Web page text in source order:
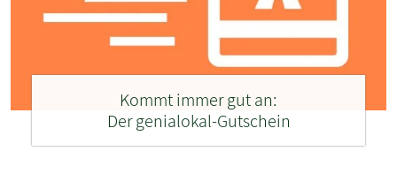
Kommt immer gut an:
Der genialokal-Gutschein